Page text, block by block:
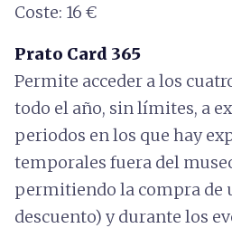
Coste: 16 €
Prato Card 365
Permite acceder a los
todo el año, sin límites, a
periodos en los que hay
temporales fuera del
permitiendo la compra de
descuento) y durante los